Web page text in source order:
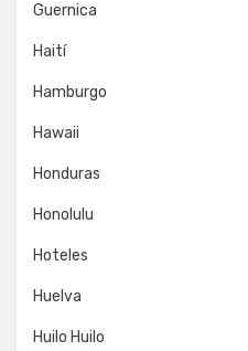
Guernica
Haití
Hamburgo
Hawaii
Honduras
Honolulu
Hoteles
Huelva
Huilo Huilo